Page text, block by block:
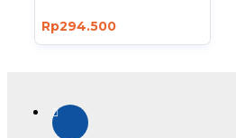
Rp294.500